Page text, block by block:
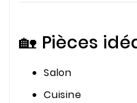
🏡 Pièces
Salon
Cuisine